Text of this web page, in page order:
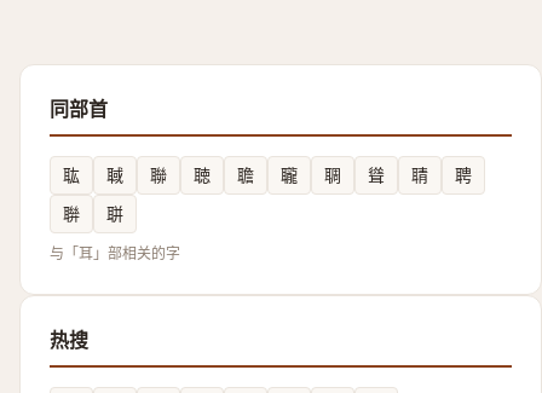
同部首
耾 聝 聯 聴 聸 䏊 䎻 聳 聙
聘
聨
聠
与「耳」部相关的字
热搜